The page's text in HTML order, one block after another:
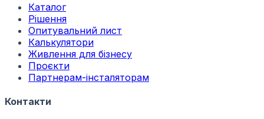
Каталог
Рішення
Опитувальний лист
Калькулятори
Живлення для бізнесу
Проєкти
Партнерам-інсталяторам
Контакти